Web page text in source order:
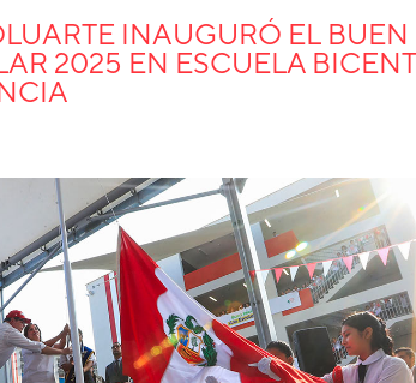
INAUGURÓ EL
2025 EN ESCUELA